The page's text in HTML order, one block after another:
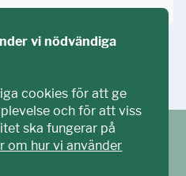
vi nödvändiga
cookies för att ge
och för att viss
ska fungerar på
om hur vi använder